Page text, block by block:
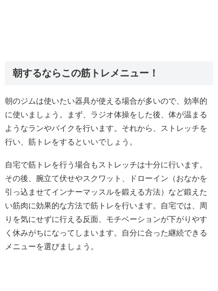
朝するならこの筋トレメニュー！
朝のジムは使いたい器具が使える場合が多いので、効率的
に使いましょう。まず、ラジオ体操をした後、体が温まる
ようなランやバイクを行います。それから、ストレッチを
行い、筋トレをするといいでしょう。
自宅で筋トレを行う場合もストレッチは十分に行います。
その後、腕立て伏せやスクワット、ドローイン（おなかを
引っ込ませてインナーマッスルを鍛える方法）など鍛えた
い筋肉に効果的な方法で筋トレを行います。自宅では、周
りを気にせずに行える反面、モチベーションが下がりやす
く休みがちになってしまいます。自分に合った継続できる
メニューを選びましょう。